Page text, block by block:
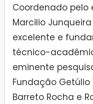
Coordenado pelo
Marcilio
excelente e
técnico-
eminente
Fundação Getúlio
Barreto Rocha e